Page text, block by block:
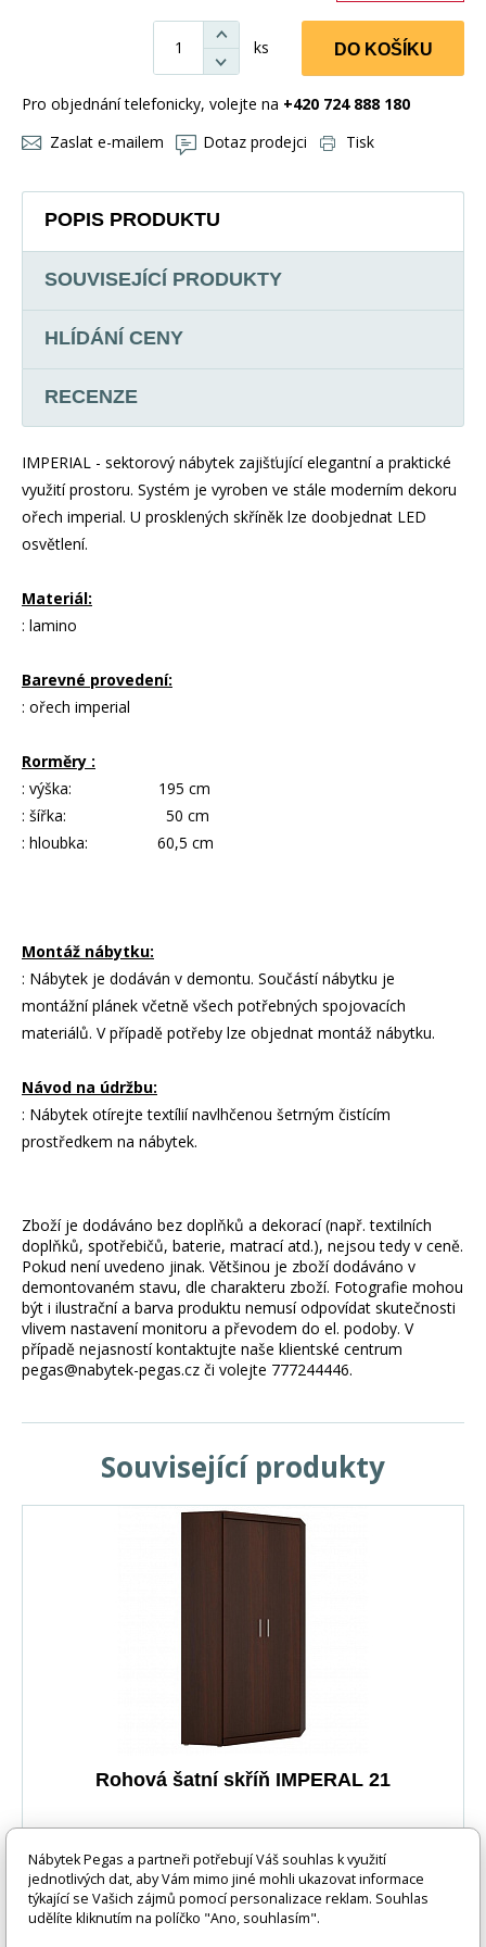
ks DO KOŠÍKU
Pro objednání telefonicky, volejte na +420 724 888 180
Zaslat e-mailem
Dotaz prodejci Tisk
POPIS PRODUKTU
SOUVISEJÍCÍ PRODUKTY
HLÍDÁNÍ CENY
RECENZE
IMPERIAL - sektorový nábytek zajišťující elegantní a praktické
využití prostoru. Systém je vyroben ve stále moderním dekoru
ořech imperial. U prosklených skříněk lze doobjednat LED
osvětlení.
Materiál:
: lamino
Barevné provedení:
: ořech imperial
Rorměry :
: výška: 195 cm
: šířka: 50 cm
: hloubka: 60,5 cm
Montáž nábytku:
: Nábytek je dodáván v demontu. Součástí nábytku je
montážní plánek včetně všech potřebných spojovacích
materiálů. V případě potřeby lze objednat montáž nábytku.
Návod na údržbu:
: Nábytek otírejte textílií navlhčenou šetrným čistícím
prostředkem na nábytek.
Zboží je dodáváno bez doplňků a dekorací (např. textilních
doplňků, spotřebičů, baterie, matrací atd.), nejsou tedy v ceně.
Pokud není uvedeno jinak. Většinou je zboží dodáváno v
demontovaném stavu, dle charakteru zboží. Fotografie mohou
být i ilustrační a barva produktu nemusí odpovídat skutečnosti
vlivem nastavení monitoru a převodem do el. podoby. V
případě nejasností kontaktujte naše klientské centrum
pegas@nabytek-pegas.cz či volejte 777244446.
Související produkty
Rohová šatní skříň IMPERAL 21
IMPERIAL - sektorový nábytek zajišťující elegantní a
praktické využití prostoru. Systém je vyroben ve stále
moderním dekoru ořech imperial. U prosklených skříněk
lze doobjednat LED osvětlení. Materiál: : lamino
Nábytek Pegas a partneři potřebují Váš souhlas k využití
jednotlivých dat, aby Vám mimo jiné mohli ukazovat informace
týkající se Vašich zájmů pomocí personalizace reklam. Souhlas
udělíte kliknutím na políčko "Ano, souhlasím".